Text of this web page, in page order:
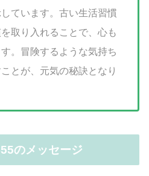
ています。古い生活習慣
取り入れることで、心も
。冒険するような気持ち
とが、元気の秘訣となり
のメッセージ